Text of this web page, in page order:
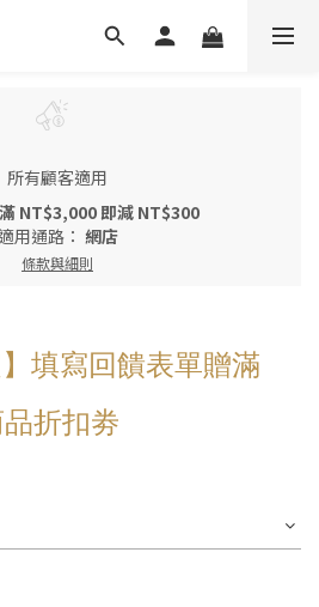
所有顧客適用
NT$3,000 即減 NT$300
用通路： 網店
條款與細則
填寫回饋表單贈滿
折扣劵